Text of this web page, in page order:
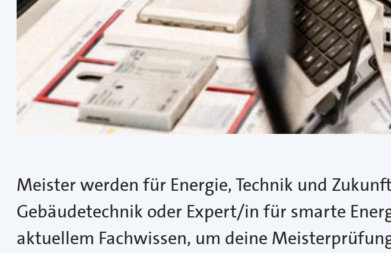
Meister werden für Energie, Technik und
Gebäudetechnik oder Expert/in für smarte
aktuellem Fachwissen, um deine